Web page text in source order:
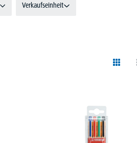
Verkaufseinheit